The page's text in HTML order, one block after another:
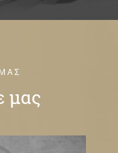
μας